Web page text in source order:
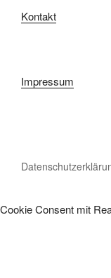
Kontakt
Impressum
Cookie Consent mit